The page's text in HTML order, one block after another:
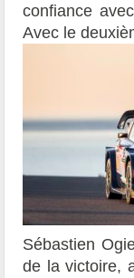
confiance
Avec le
Sébastien
de la victoire,